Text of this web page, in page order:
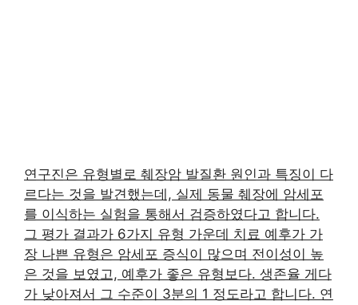
연구진은 유형별로 췌장암 발질환 원인과 특징이 다
르다는 것을 발견했는데, 실제 동물 췌장에 암세포
를 이식하는 실험을 통해서 검증하였다고 합니다.
그 평가 결과가 6가지 유형 가운데 치료 예후가 가
장 나쁜 유형은 암세포 증식이 많으며 전이성이 높
은 것을 보였고, 예후가 좋은 유형보다. 생존율 게다
가 낮아져서 그 수준이 3분의 1 정도라고 합니다. 연